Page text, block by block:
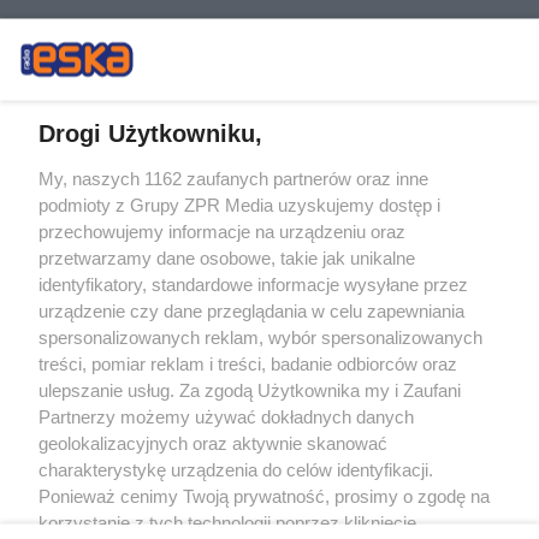
Żaden utwór zamieszczony w serwisie nie może być powielany i
rozpowszechniany lub dalej rozpowszechniany w jakikolwiek sposób (w
tym także elektroniczny lub mechaniczny) na jakimkolwiek polu
eksploatacji w jakiejkolwiek formie, włącznie z umieszczaniem w Internecie
bez pisemnej zgody właściciela praw. Jakiekolwiek użycie lub
wykorzystanie utworów w całości lub w części z naruszeniem prawa, tzn.
bez właściwej zgody, jest zabronione pod groźbą kary i może być ścigane
prawnie.
O nas
Drogi Użytkowniku,
My, naszych 1162 zaufanych partnerów oraz inne
podmioty z Grupy ZPR Media uzyskujemy dostęp i
przechowujemy informacje na urządzeniu oraz
przetwarzamy dane osobowe, takie jak unikalne
identyfikatory, standardowe informacje wysyłane przez
urządzenie czy dane przeglądania w celu zapewniania
spersonalizowanych reklam, wybór spersonalizowanych
treści, pomiar reklam i treści, badanie odbiorców oraz
ulepszanie usług. Za zgodą Użytkownika my i Zaufani
Partnerzy możemy używać dokładnych danych
geolokalizacyjnych oraz aktywnie skanować
charakterystykę urządzenia do celów identyfikacji.
Ponieważ cenimy Twoją prywatność, prosimy o zgodę na
korzystanie z tych technologii poprzez kliknięcie